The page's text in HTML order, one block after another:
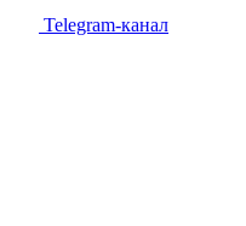
Telegram-канал